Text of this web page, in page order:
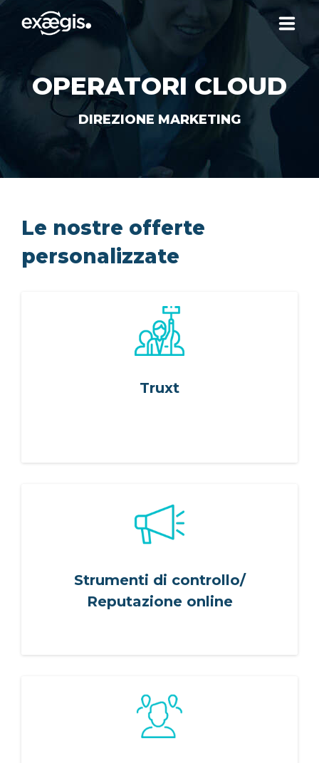
LE NOSTRE OFFERTE
SPAZIO CLIENTE
OPERATORI CLOUD
DIREZIONE MARKETING
Le nostre offerte
personalizzate
Truxt
Strumenti di controllo/
Reputazione online